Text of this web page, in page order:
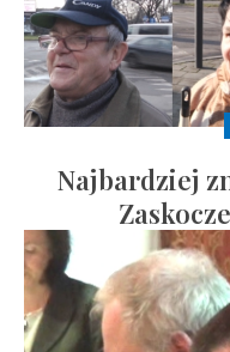
Najbardziej